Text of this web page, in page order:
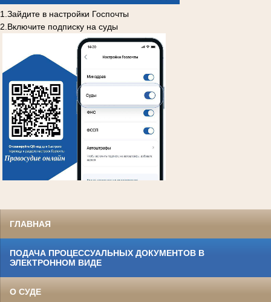
1.Зайдите в настройки Госпочты
2.Включите подписку на суды
ГЛАВНАЯ
ПОДАЧА ПРОЦЕССУАЛЬНЫХ ДОКУМЕНТОВ В
ЭЛЕКТРОННОМ ВИДЕ
О СУДЕ